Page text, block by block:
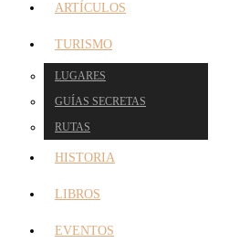
ARTÍCULOS
TURISMO
LUGARES
GUÍAS SECRETAS
RUTAS
HISTORIA
LIBROS
EVENTOS